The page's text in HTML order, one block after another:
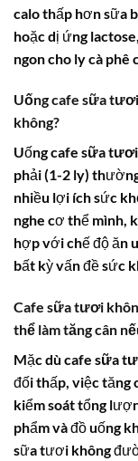
calo thấp hơn sữa
hoặc dị ứng
ngon cho ly cà phê
Uống cafe sữa
không?
Uốngcafe sữa
phải (1-2 ly)
nhiều lợi ích sức
nghe cơ thể mình,
hợp với chế độ ăn
bất kỳ vấn đề sức
Cafe sữa tươi
thể làm tăng cân
Mặc dù cafe sữa
đối thấp, việc tăng
kiểm soát tổng
phẩm và đồ uống
sữa tươi không